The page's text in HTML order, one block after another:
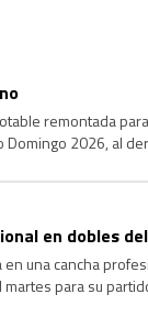
remontada
Domingo 2026, al
en dobles
una cancha
martes para su